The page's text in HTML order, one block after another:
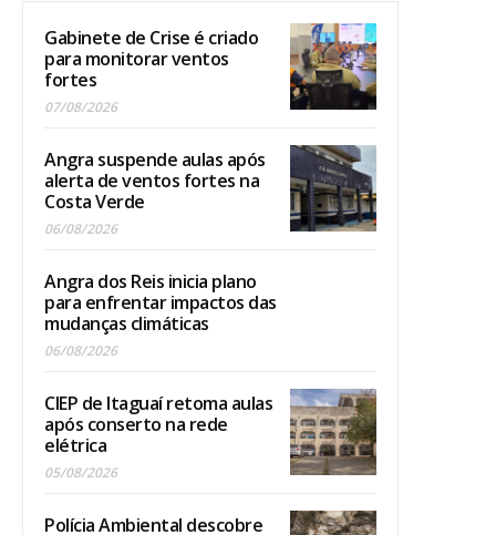
Gabinete de Crise é criado
para monitorar ventos
fortes
07/08/2026
Angra suspende aulas após
alerta de ventos fortes na
Costa Verde
06/08/2026
Angra dos Reis inicia plano
para enfrentar impactos das
mudanças climáticas
06/08/2026
CIEP de Itaguaí retoma aulas
após conserto na rede
elétrica
05/08/2026
Polícia Ambiental descobre